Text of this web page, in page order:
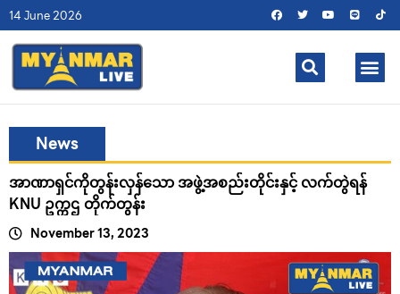
14 June 2026
News
အာဏာရှင်ကိုတွန်းလှန်သော အဖွဲ့အစည်းတိုင်းနှင့် လက်တွဲရန်
KNU ဥက္ကဌ တိုက်တွန်း
November 13, 2023